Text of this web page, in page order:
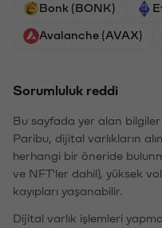
Bonk (BONK)
Avalanche (AVAX)
Sorumluluk reddi
Bu sayfada yer alan bilgiler
Paribu, dijital varlıkların
herhangi bir öneride
ve NFT'ler dahil), yüksek
kayıpları yaşanabilir.
Dijital varlık işlemleri